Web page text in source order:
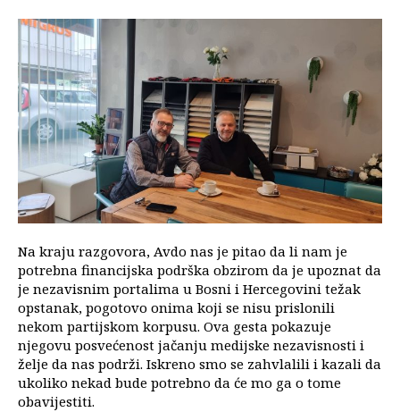
Na kraju razgovora, Avdo nas je pitao da li nam je
potrebna financijska podrška obzirom da je upoznat da
je nezavisnim portalima u Bosni i Hercegovini težak
opstanak, pogotovo onima koji se nisu prislonili
nekom partijskom korpusu. Ova gesta pokazuje
njegovu posvećenost jačanju medijske nezavisnosti i
želje da nas podrži. Iskreno smo se zahvlalili i kazali da
ukoliko nekad bude potrebno da će mo ga o tome
obavijestiti.